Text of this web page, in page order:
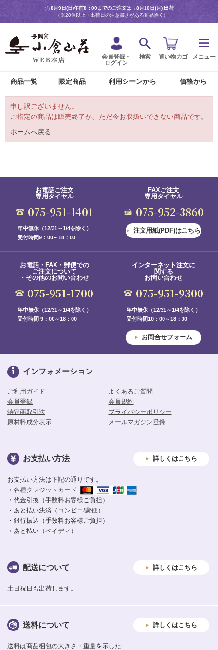
8月9日(日)午前8：00までのご注文は→8月10日(月) 出荷
（※20個以上・出荷日の注意書きがある商品除く）
会員登録・
ログイン
検索 買い物カゴ メニュー
商品一覧 限定商品 利用シーンから 価格から
申し訳ございません。
ご指定の商品は販売終了か、ただ今お取扱いできない商品です。
ホームへ戻る
お電話ご注文
専用ダイヤル
075-951-1401
年中無休（12/31～1/4を除く）
受付時間9：00～18：00
FAXご注文
専用ダイヤル
075-952-3860
注文用紙(PDF)はこちら
お電話・FAX・郵便での
ご注文について
・その他のお問い合わせ
075-951-1700
年中無休（12/31～1/4を除く）
受付時間 9：00～18：00
インターネット注文に
関する
お問い合わせ
075-951-9300
年中無休（12/31～1/4を除く）
受付時間10：00～18：00
お問合せフォーム
インフォメーション
ご利用ガイド
よくあるご質問
会員登録
会員規約
特定商取引法
プライバシーポリシー
原材料成分表示
メールマガジン登録
お支払い方法 詳しくはこちら
お支払い方法は下記の通りです。
・各種クレジットカード
・代金引換（手数料お客様ご負担）
・あと払い決済（コンビニ/郵便）
・銀行振込（手数料お客様ご負担）
・あと払い（ペイディ）
配送について 詳しくはこちら
土日祝日も出荷します。
送料について 詳しくはこちら
送料は商品梱包の大きさ・重量を示した